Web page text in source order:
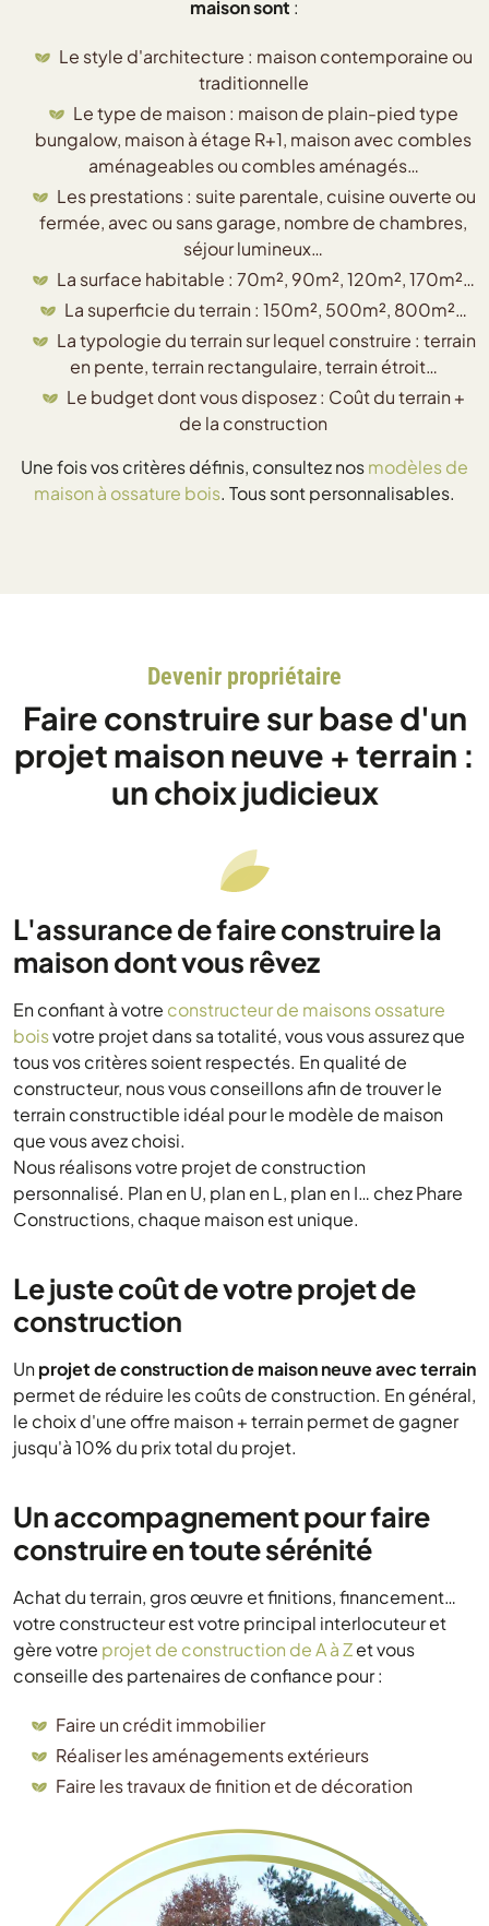
maison sont :
Le style d'architecture : maison contemporaine ou
traditionnelle
Le type de maison : maison de plain-pied type
bungalow, maison à étage R+1, maison avec combles
aménageables ou combles aménagés…
Les prestations : suite parentale, cuisine ouverte ou
fermée, avec ou sans garage, nombre de chambres,
séjour lumineux…
La surface habitable : 70m², 90m², 120m², 170m²…
La superficie du terrain : 150m², 500m², 800m²…
La typologie du terrain sur lequel construire : terrain
en pente, terrain rectangulaire, terrain étroit…
Le budget dont vous disposez : Coût du terrain +
de la construction
Une fois vos critères définis, consultez nosmodèles de
maison à ossature bois. Tous sont personnalisables.
Devenir propriétaire
Faire construire sur base d'un
projet maison neuve + terrain :
un choix judicieux
L'assurance de faire construire la
maison dont vous rêvez
En confiant à votre constructeur de maisons ossature
boisvotre projet dans sa totalité, vous vous assurez que
tous vos critères soient respectés. En qualité de
constructeur, nous vous conseillons afin de trouver le
terrain constructible idéal pour le modèle de maison
que vous avez choisi.
Nous réalisons votre projet de construction
personnalisé. Plan en U, plan en L, plan en I… chez Phare
Constructions, chaque maison est unique.
Le juste coût de votre projet de
construction
Unprojet de construction de maison neuve avec terrain
permet de réduire les coûts de construction. En général,
le choix d'une offre maison + terrain permet de gagner
jusqu'à 10% du prix total du projet.
Un accompagnement pour faire
construire en toute sérénité
Achat du terrain, gros œuvre et finitions, financement…
votre constructeur est votre principal interlocuteur et
gère votre projet de construction de A à Zet vous
conseille des partenaires de confiance pour :
Faire un crédit immobilier
Réaliser les aménagements extérieurs
Faire les travaux de finition et de décoration